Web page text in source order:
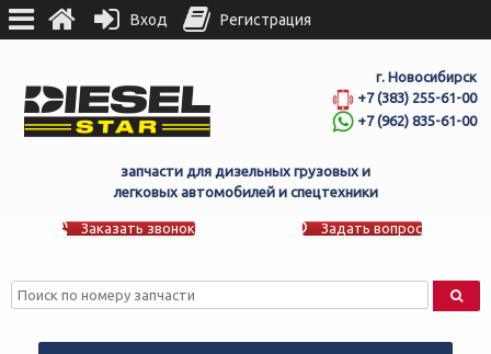
г. Новосибирск
+7 (383) 255-61-00
+7 (962) 835-61-00
запчасти для дизельных грузовых и
легковых автомобилей и спецтехники
Заказать звонок Задать вопрос
Вход Регистрация